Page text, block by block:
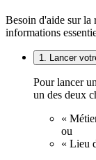
Besoin d'aide sur la
informations
1. Lancer
Pour lancer
un des deux
«
ou
« Lieu